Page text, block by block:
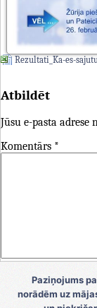
Rezultati_Ka-es-
Atbildēt
Jūsu e-pasta adrese
Komentārs *
*Paziņojums
norādēm uz